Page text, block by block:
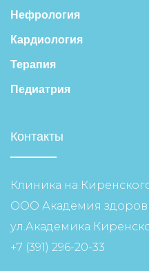
Нефрология
Кардиология
Терапия
Педиатрия
Контакты
Клиника на
ООО Академия
ул.Академика
+7 (391) 296-20-33